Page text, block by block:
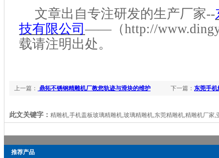
文章出自专注研发的生产厂家--
技有限公司——（http://
载请注明出处。
下一篇： 东莞手机
上一篇： 鼎拓不锈钢精雕机厂教您轨迹与滑块的维护
此文关键字： 精雕机,手机盖板玻璃精雕机,玻璃精雕机,东莞精雕机,精雕机厂家,
推荐产品